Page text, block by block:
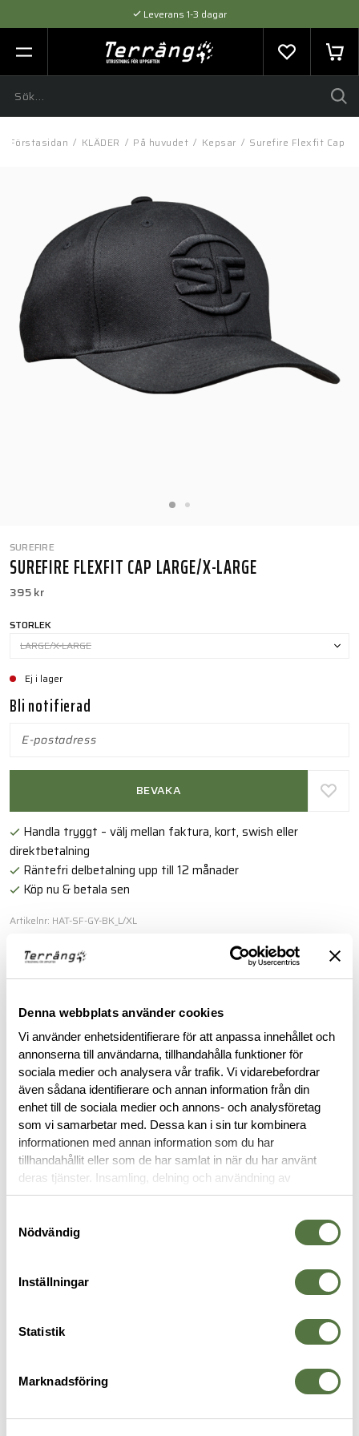
Denna webbplats använder cookies
Vi använder enhetsidentifierare för att anpassa innehållet och
annonserna till användarna, tillhandahålla funktioner för
sociala medier och analysera vår trafik. Vi vidarebefordrar
även sådana identifierare och annan information från din
enhet till de sociala medier och annons- och analysföretag
som vi samarbetar med. Dessa kan i sin tur kombinera
informationen med annan information som du har
tillhandahållit eller som de har samlat in när du har använt
deras tjänster. Insamling, delning och användning av
personuppgifter kan användas för personalisering av
Nödvändig
Inställningar
Statistik
Marknadsföring
Leverans 1-3 dagar
Flexibel betalning med SVEA
Expertråd & Kvalitetsprodukter
Förstasidan / KLÄDER / På huvudet / Kepsar / Surefire Flexfit Cap
SUREFIRE
SUREFIRE FLEXFIT CAP LARGE/X-LARGE
395 kr
STORLEK
LARGE/X-LARGE
Ej i lager
Bli notifierad
BEVAKA
Handla tryggt – välj mellan faktura, kort, swish eller
direktbetalning
Räntefri delbetalning upp till 12 månader
Köp nu & betala sen
Artikelnr: HAT-SF-GY-BK_L/XL
Läs mer
BESKRIVNING
RECENSIONER
OM VARUMÄRKET
KEPSAR
Established Garment Washed
Taclite Uniform Cap TDU Green